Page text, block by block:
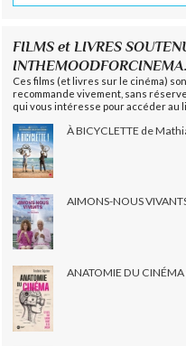
FILMS et LIVRES
Ces films (et livres sur le cinéma)
recommande vivement, sans
qui vous intéresse pour accéder au
À BICYCLETTE de
AIMONS-NOUS
ANATOMIE DU